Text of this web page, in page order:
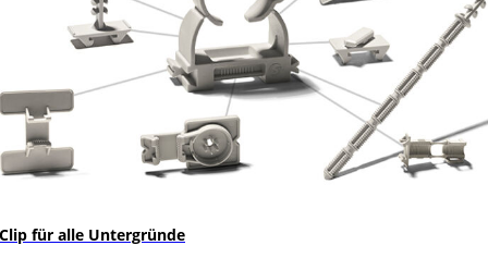
für alle Untergründe